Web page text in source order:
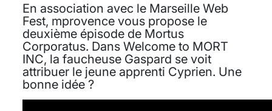
En association avec le Marseille Web
Fest, mprovence vous propose le
deuxième épisode de Mortus
Corporatus. Dans Welcome to MORT
INC, la faucheuse Gaspard se voit
attribuer le jeune apprenti Cyprien. Une
bonne idée ?